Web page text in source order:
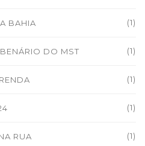
BAHIA (1)
DO MST (1)
(1)
(1)
RUA (1)